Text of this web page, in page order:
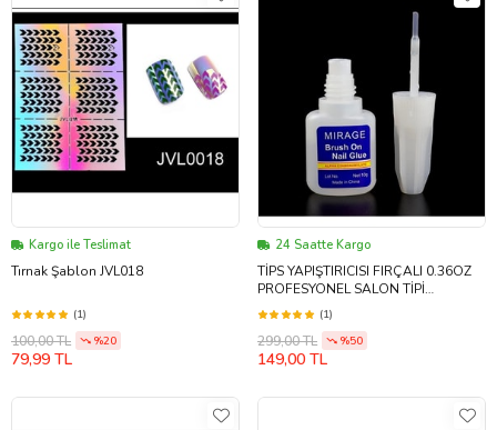
Kargo ile Teslimat
Tırnak Şablon JVL018
(1)
100,00 TL %20
79,99 TL
24 Saatte Kargo
TİPS YAPIŞTIRICISI FIRÇALI 0.36OZ
PROFESYONEL SALON TİPİ
MAKSİMUM HIZLI YAPIŞTIRICI
(1)
299,00 TL %50
149,00 TL